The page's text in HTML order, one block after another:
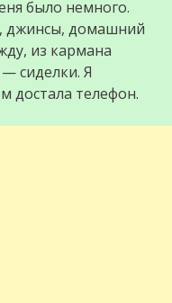
было немного.
джинсы, домашний
из кармана
сиделки. Я
достала телефон.